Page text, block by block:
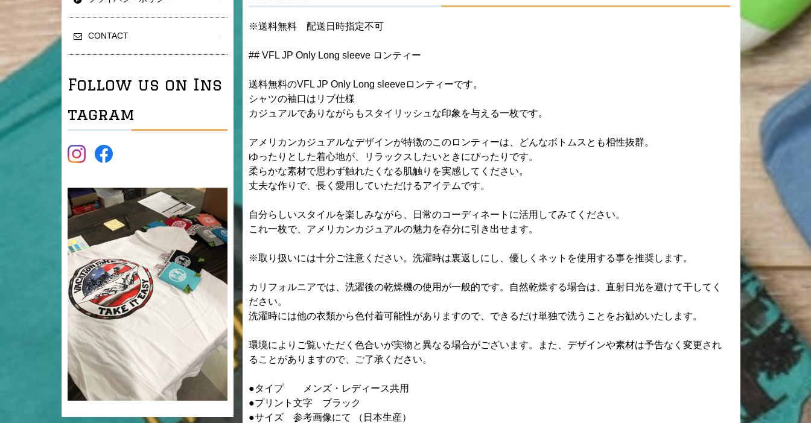
※送料無料 配送日時指定不可
## VFL JP Only Long sleeve ロンティー
送料無料のVFL JP Only Long sleeveロンティーです。
シャツの袖口はリブ仕様
カジュアルでありながらもスタイリッシュな印象を与える一枚です。
アメリカンカジュアルなデザインが特徴のこのロンティーは、どんなボトムスとも相性抜群。
ゆったりとした着心地が、リラックスしたいときにぴったりです。
柔らかな素材で思わず触れたくなる肌触りを実感してください。
丈夫な作りで、長く愛用していただけるアイテムです。
自分らしいスタイルを楽しみながら、日常のコーディネートに活用してみてください。
これ一枚で、アメリカンカジュアルの魅力を存分に引き出せます。
※取り扱いには十分ご注意ください。洗濯時は裏返しにし、優しくネットを使用する事を推奨します。
カリフォルニアでは、洗濯後の乾燥機の使用が一般的です。自然乾燥する場合は、直射日光を避けて干してく
ださい。
洗濯時には他の衣類から色付着可能性がありますので、できるだけ単独で洗うことをお勧めいたします。
環境によりご覧いただく色合いが実物と異なる場合がございます。また、デザインや素材は予告なく変更され
ることがありますので、ご了承ください。
●タイプ メンズ・レディース共用
●プリント文字 ブラック
●サイズ 参考画像にて （日本生産）
CONTACT
Follow us on Ins
tagram